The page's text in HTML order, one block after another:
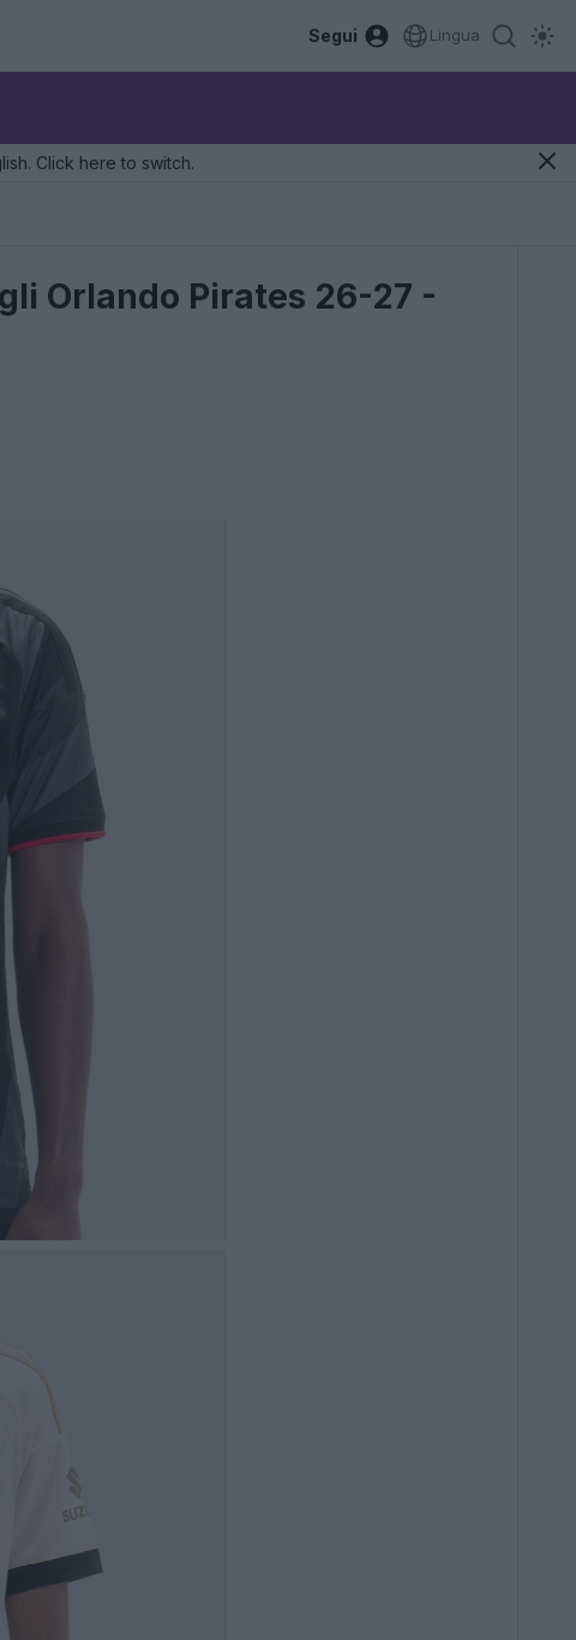
Segui Lingua
Click here to switch.
Orlando Pirates 26-27 -